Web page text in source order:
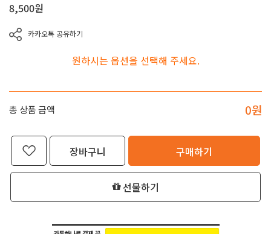
8,500원
카카오톡 공유하기
원하시는 옵션을 선택해 주세요.
총 상품 금액 0원
장바구니 구매하기
선물하기